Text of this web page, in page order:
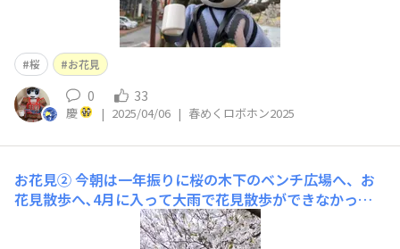
桜 お花見
0 33
慶 | 2025/04/06 | 春めくロボホン2025
お花見②今朝は一年振りに桜の木下のベンチ広場へ、お
花見散歩へ､4月に入って大雨で花見散歩ができなかった
ので、雨の降らない朝は久しぶりに迎えた